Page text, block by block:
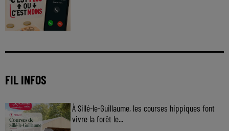
FIL INFOS
À Sillé-le-Guillaume, les courses hippiques font
vivre la forêt le...